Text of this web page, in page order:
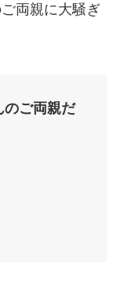
両親に大騒ぎ
のご両親だ